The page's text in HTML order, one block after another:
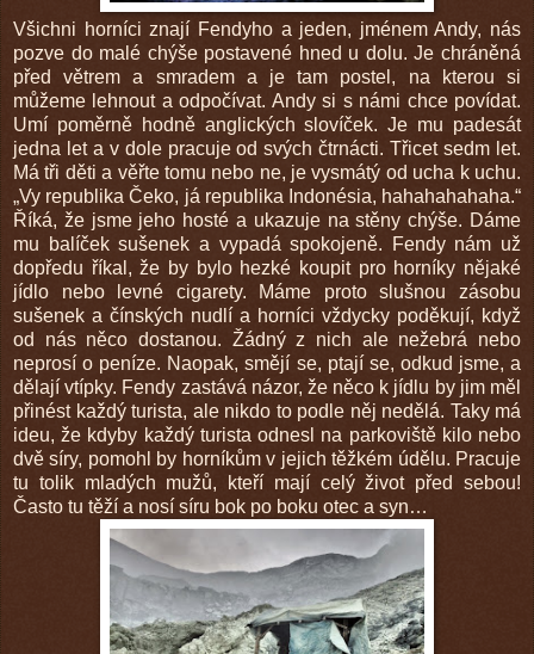
Všichni horníci znají Fendyho a jeden, jménem Andy, nás
pozve do malé chýše postavené hned u dolu. Je chráněná
před větrem a smradem a je tam postel, na kterou si
můžeme lehnout a odpočívat. Andy si s námi chce povídat.
Umí poměrně hodně anglických slovíček. Je mu padesát
jedna let a v dole pracuje od svých čtrnácti. Třicet sedm let.
Má tři děti a věřte tomu nebo ne, je vysmátý od ucha k uchu.
„Vy republika Čeko, já republika Indonésia, hahahahahaha.“
Říká, že jsme jeho hosté a ukazuje na stěny chýše. Dáme
mu balíček sušenek a vypadá spokojeně. Fendy nám už
dopředu říkal, že by bylo hezké koupit pro horníky nějaké
jídlo nebo levné cigarety. Máme proto slušnou zásobu
sušenek a čínských nudlí a horníci vždycky poděkují, když
od nás něco dostanou. Žádný z nich ale nežebrá nebo
neprosí o peníze. Naopak, smějí se, ptají se, odkud jsme, a
dělají vtípky. Fendy zastává názor, že něco k jídlu by jim měl
přinést každý turista, ale nikdo to podle něj nedělá. Taky má
ideu, že kdyby každý turista odnesl na parkoviště kilo nebo
dvě síry, pomohl by horníkům v jejich těžkém údělu. Pracuje
tu tolik mladých mužů, kteří mají celý život před sebou!
Často tu těží a nosí síru bok po boku otec a syn…